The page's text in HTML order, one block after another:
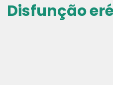
Disfunção